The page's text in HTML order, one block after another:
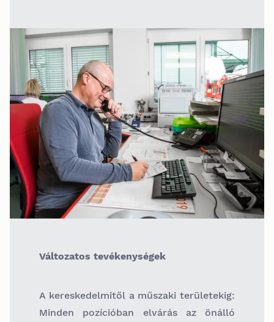
Változatos tevékenységek
A kereskedelmitől a műszaki területekig:
Minden pozícióban elvárás az önálló